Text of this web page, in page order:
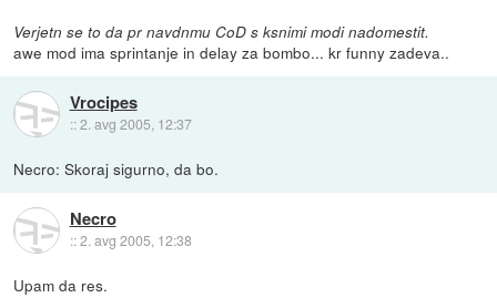
Verjetn se to da pr navdnmu CoD s ksnimi modi nadomestit.
awe mod ima sprintanje in delay za bombo... kr funny zadeva..
Vrocipes
::2. avg 2005, 12:37
Necro: Skoraj sigurno, da bo.
Necro
::2. avg 2005, 12:38
Upam da res.